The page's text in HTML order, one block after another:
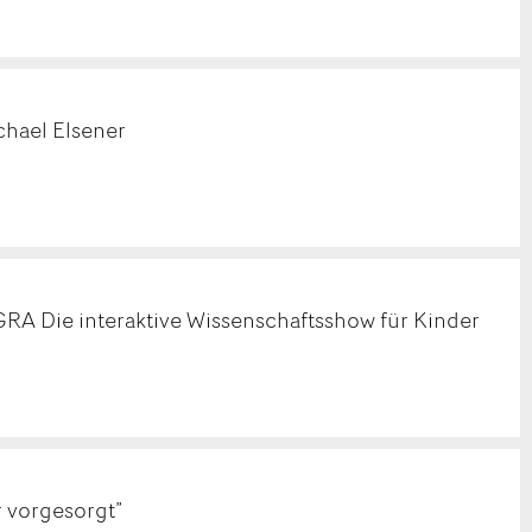
Elsener
Die interaktive Wissenschaftsshow für Kinder